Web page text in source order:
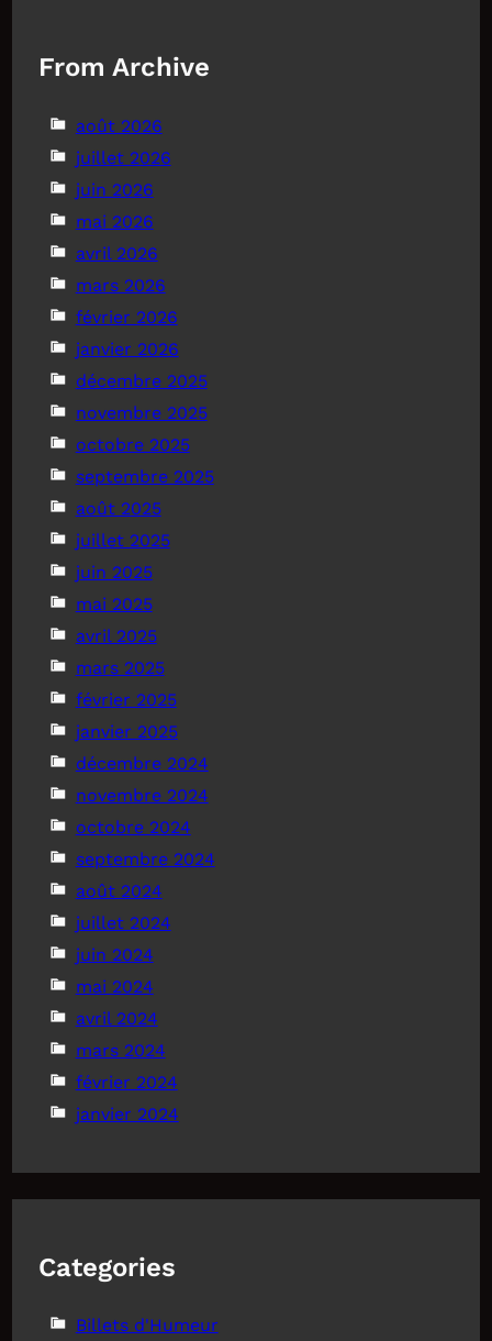
From Archive
août 2026
juillet 2026
juin 2026
mai 2026
avril 2026
mars 2026
février 2026
janvier 2026
décembre 2025
novembre 2025
octobre 2025
septembre 2025
août 2025
juillet 2025
juin 2025
mai 2025
avril 2025
mars 2025
février 2025
janvier 2025
décembre 2024
novembre 2024
octobre 2024
septembre 2024
août 2024
juillet 2024
juin 2024
mai 2024
avril 2024
mars 2024
février 2024
janvier 2024
Categories
Billets d'Humeur